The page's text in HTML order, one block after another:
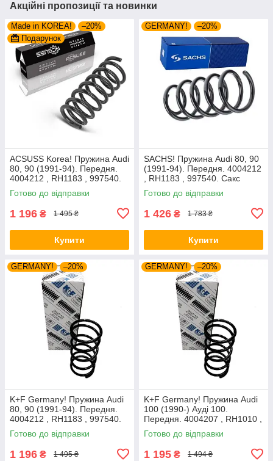
Акційні пропозиції та новинки
Made in KOREA!
–20%
Подарунок
ACSUSS Korea! Пружина Audi
80, 90 (1991-94). Передня.
4004212 , RH1183 , 997540.
Аксусс Корея
Готово до відправки
1 196 ₴ 1 495 ₴
Купити
GERMANY! –20%
SACHS! Пружина Audi 80, 90
(1991-94). Передня. 4004212
, RH1183 , 997540. Сакс
Готово до відправки
1 426 ₴ 1 783 ₴
Купити
GERMANY! –20%
K+F Germany! Пружина Audi
80, 90 (1991-94). Передня.
4004212 , RH1183 , 997540.
К+Ф Німеччина
Готово до відправки
1 196 ₴ 1 495 ₴
GERMANY! –20%
K+F Germany! Пружина Audi
100 (1990-) Ауді 100.
Передня. 4004207 , RH1010 ,
997224. К+Ф Німеччина
Готово до відправки
1 195 ₴ 1 494 ₴